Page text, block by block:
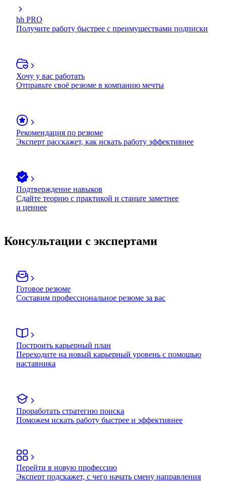
hh PRO
Получите работу быстрее с преимуществами подписки
Хочу у вас работать
Отправьте своё резюме в компанию мечты
Рекомендация по резюме
Эксперт расскажет, как искать работу эффективнее
Подтверждение навыков
Сдайте теорию с практикой и станьте заметнее
и ценнее
Консультации с экспертами
Готовое резюме
Составим профессиональное резюме за вас
Построить карьерный план
Переходите на новый карьерный уровень с помощью
наставника
Проработать стратегию поиска
Поможем искать работу быстрее и эффективнее
Перейти в новую профессию
Эксперт подскажет, с чего начать смену направления